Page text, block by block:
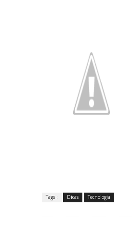
Tags : Dicas Tecnologia